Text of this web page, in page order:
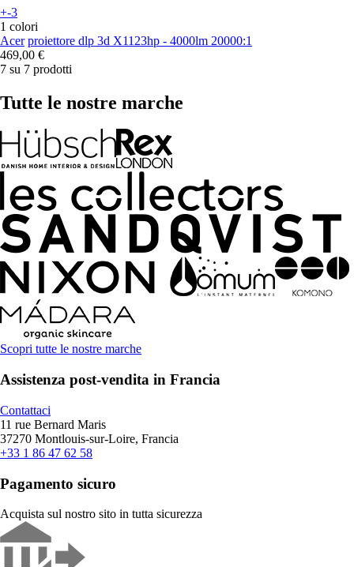
+-3
1 colori
Acer proiettore dlp 3d X1123hp - 4000lm 20000:1
469,00 €
7 su 7 prodotti
Tutte le nostre marche
Scopri tutte le nostre marche
Assistenza post-vendita in Francia
Contattaci
11 rue Bernard Maris
37270 Montlouis-sur-Loire, Francia
+33 1 86 47 62 58
Pagamento sicuro
Acquista sul nostro sito in tutta sicurezza